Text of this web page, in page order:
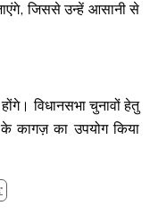
जिससे उन्हें आसानी से
विधानसभा चुनावों हेतु
के कागज़ का उपयोग किया